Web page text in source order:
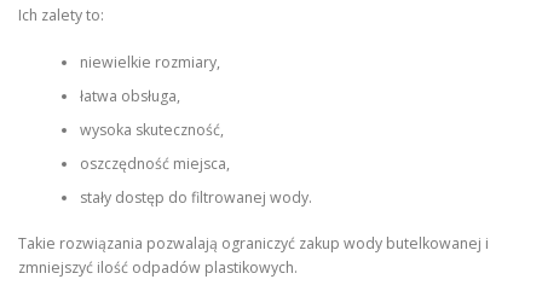
Ich zalety to:
niewielkie rozmiary,
łatwa obsługa,
wysoka skuteczność,
oszczędność miejsca,
stały dostęp do filtrowanej wody.
Takie rozwiązania pozwalają ograniczyć zakup wody butelkowanej i
zmniejszyć ilość odpadów plastikowych.